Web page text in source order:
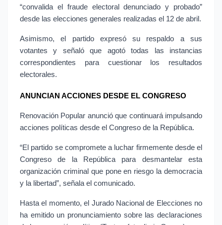
“convalida el fraude electoral denunciado y probado”
desde las elecciones generales realizadas el 12 de abril.
Asimismo, el partido expresó su respaldo a sus
votantes y señaló que agotó todas las instancias
correspondientes para cuestionar los resultados
electorales.
ANUNCIAN ACCIONES DESDE EL CONGRESO
Renovación Popular anunció que continuará impulsando
acciones políticas desde el Congreso de la República.
“El partido se compromete a luchar firmemente desde el
Congreso de la República para desmantelar esta
organización criminal que pone en riesgo la democracia
y la libertad”, señala el comunicado.
Hasta el momento, el Jurado Nacional de Elecciones no
ha emitido un pronunciamiento sobre las declaraciones